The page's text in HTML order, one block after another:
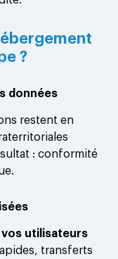
?
données
restent en
: conformité
vos utilisateurs
transferts